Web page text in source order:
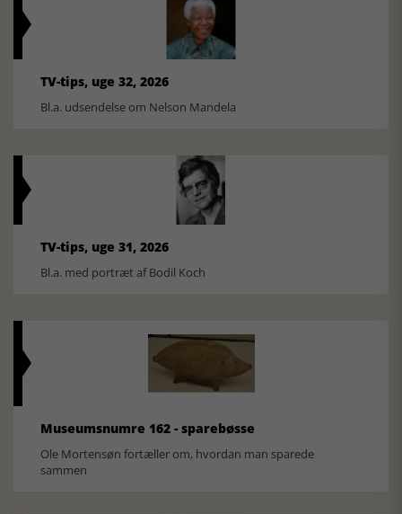
TV-tips, uge 32, 2026
Bl.a. udsendelse om Nelson Mandela
TV-tips, uge 31, 2026
Bl.a. med portræt af Bodil Koch
Museumsnumre 162 - sparebøsse
Ole Mortensøn fortæller om, hvordan man sparede
sammen